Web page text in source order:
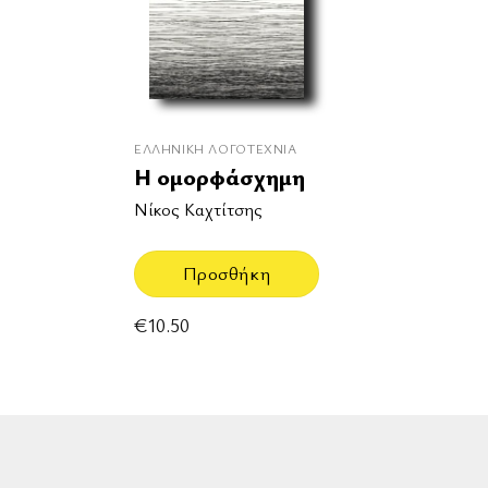
ΕΛΛΗΝΙΚΉ ΛΟΓΟΤΕΧΝΊΑ
Η ομορφάσχημη
Νίκος Καχτίτσης
Προσθήκη
€10.50